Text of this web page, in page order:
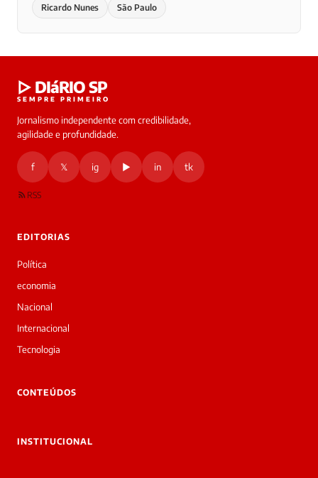
Ricardo Nunes São Paulo
▷ DIáRIO SP
SEMPRE PRIMEIRO
Jornalismo independente com credibilidade,
agilidade e profundidade.
f 𝕏 ig ▶ in tk
RSS
EDITORIAS
Política
economia
Nacional
Internacional
Tecnologia
CONTEÚDOS
INSTITUCIONAL